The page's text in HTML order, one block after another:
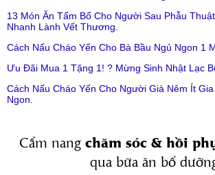
13 Món Ăn Tẩm Bổ Cho Người Sau Phẫu
Nhanh Lành Vết Thương.
Cách Nấu Cháo Yến Cho Bà Bầu Ngủ Ngon 1
Ưu Đãi Mua 1 Tặng 1! ? Mừng Sinh Nhật Lạc
Cách Nấu Cháo Yến Cho Người Già Nêm Ít
Ngon.
Cẩm nang chăm sóc & hồi
qua bữa ăn bổ